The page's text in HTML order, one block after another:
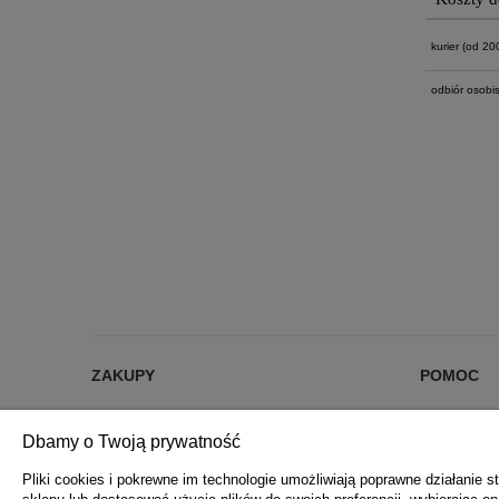
kurier (od
odbiór
ZAKUPY
DARMOWA DOSTAWA OD 200 zł
FORMY PŁATNOŚCI
POMOC
POLITYKA
Dbamy o Twoją prywatność
Pliki cookies i pokrewne im technologie umożliwiają poprawne